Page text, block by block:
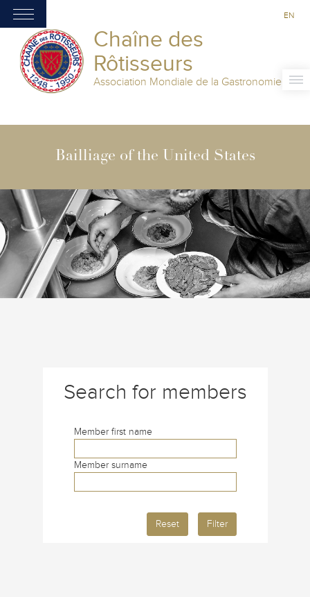
Chaîne des
Rôtisseurs
Association Mondiale de la Gastronomie
EN
Bailliage of the United States
Search for members
Member first name
Member surname
Reset Filter